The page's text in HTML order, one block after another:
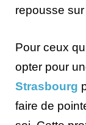
repousse
Pour ceux
opter pour
Strasbourg
faire de